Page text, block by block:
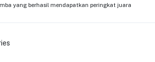
yang berhasil mendapatkan peringkat juara